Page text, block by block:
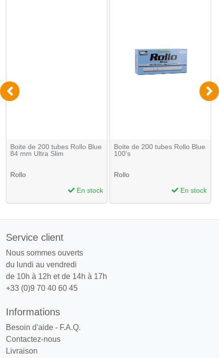
Boite de 200 tubes Rollo Blue
84 mm Ultra Slim
Rollo
En stock
Boite de 200 tubes Rollo Blue
100's
Rollo
En stock
Service client
Nous sommes ouverts
du lundi au vendredi
de 10h à 12h et de 14h à 17h
+33 (0)9 70 40 60 45
Informations
Besoin d'aide - F.A.Q.
Contactez-nous
Livraison